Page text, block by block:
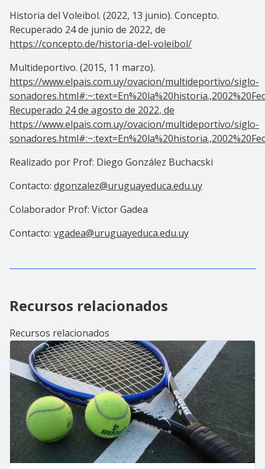
Historia del Voleibol. (2022, 13 junio). Concepto.
Recuperado 24 de junio de 2022, de
https://concepto.de/historia-del-voleibol/
Multideportivo. (2015, 11 marzo).
https://www.elpais.com.uy/ovacion/multideportivo/siglo-
sonador
Recuperado 24 de agosto de 2022, de
https://www.elpais.com.uy/ovacion/multideportivo/siglo-
Realizado por Prof: Diego González Buchacski
Contacto: dgonzalez@uruguayeduca.edu.uy
Colaborador Prof: Victor Gadea
Contacto: vgadea@uruguayeduca.edu.uy
Recursos relacionados
Recursos relacionados